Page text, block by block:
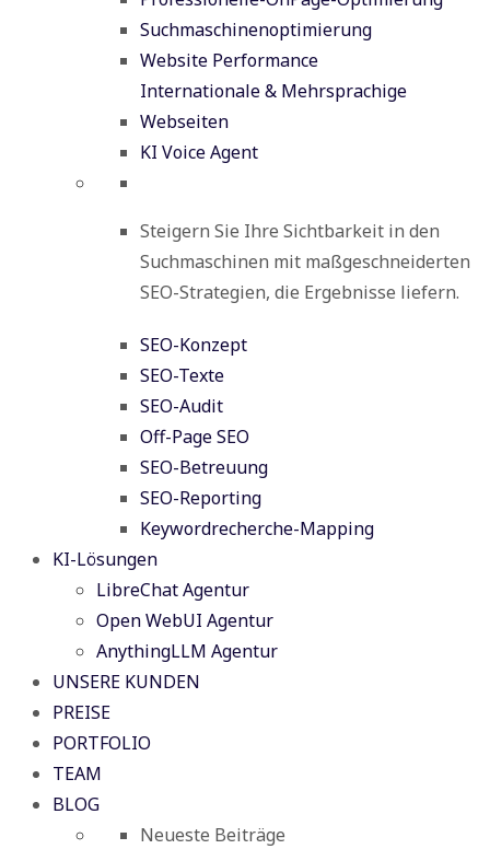
Suchmaschinenoptimierung
Website Performance
Internationale & Mehrsprachige
Webseiten
KI Voice Agent
Steigern Sie Ihre Sichtbarkeit in den
Suchmaschinen mit maßgeschneiderten
SEO-Strategien, die Ergebnisse liefern.
SEO-Konzept
SEO-Texte
SEO-Audit
Off-Page SEO
SEO-Betreuung
SEO-Reporting
Keywordrecherche-Mapping
KI-Lösungen
LibreChat Agentur
Open WebUI Agentur
AnythingLLM Agentur
UNSERE KUNDEN
PREISE
PORTFOLIO
TEAM
BLOG
Neueste Beiträge